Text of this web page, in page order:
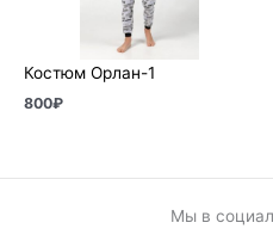
Костюм Орлан-1
800₽
Мы в